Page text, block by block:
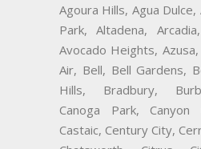
Agoura Hills, Agua Dulce,
Park, Altadena,
Avocado Heights,
Air, Bell, Bell Gardens,
Hills, Bradbury,
Canoga Park, Canyon
Castaic, Century City,